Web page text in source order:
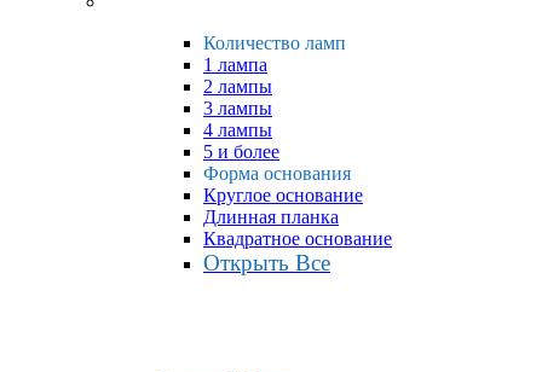
Количество ламп
1 лампа
2 лампы
3 лампы
4 лампы
5 и более
Форма основания
Круглое основание
Длинная планка
Квадратное основание
Открыть Все